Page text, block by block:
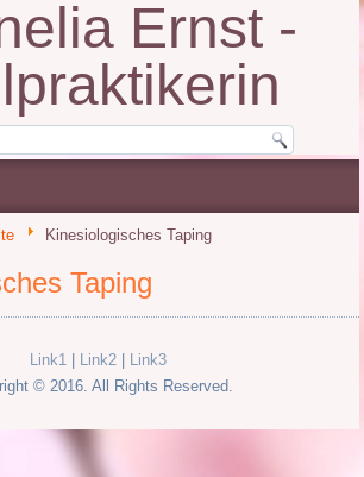
Ernst -
Kinesiologisches Taping
Taping
Link1| Link2|
Link3
© 2016. All Rights Reserved.